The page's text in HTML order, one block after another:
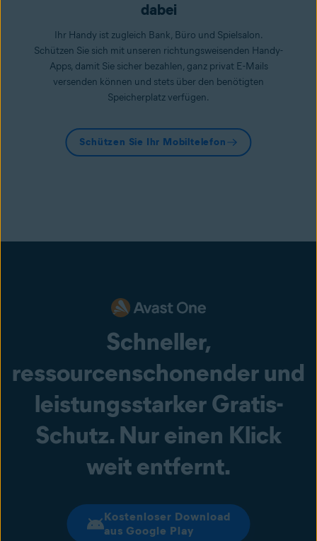
dabei
Ihr Handy ist zugleich Bank, Büro und Spielsalon.
Schützen Sie sich mit unseren richtungsweisenden Handy-
Apps, damit Sie sicher bezahlen, ganz privat E-Mails
versenden können und stets über den benötigten
Speicherplatz verfügen.
Schützen Sie Ihr Mobiltelefon
Schneller,
ressourcenschonender und
leistungsstarker Gratis-
Schutz. Nur einen Klick
weit entfernt.
Kostenloser Download
aus Google Play